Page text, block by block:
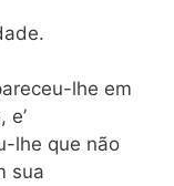
lhe em
e’
lhe que não
sua